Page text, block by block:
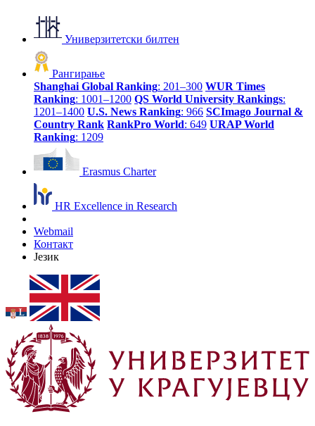
Универзитетски билтен
Рангирање
Shanghai Global Ranking: 201–300 WUR Times
Ranking: 1001–1200 QS World University Rankings:
1201–1400 U.S. News Ranking: 966 SCImago Journal &
Country Rank RankPro World: 649 URAP World
Ranking: 1209
Erasmus Charter
HR Excellence in Research
Webmail
Контакт
Језик